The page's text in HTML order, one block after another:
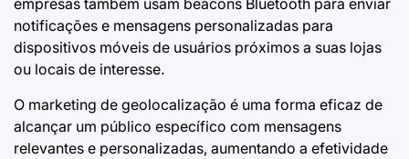
notificações e mensagens personalizadas para
dispositivos móveis de usuários próximos a suas lojas
ou locais de interesse.
O marketing de geolocalização é uma forma eficaz de
alcançar um público específico com mensagens
relevantes e personalizadas, aumentando a efetividade